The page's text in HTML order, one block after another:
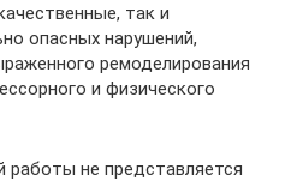
так и
опасных нарушений,
ремоделирования
и физического
работы не представляется